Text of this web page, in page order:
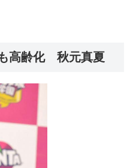
高齢化 秋元真夏